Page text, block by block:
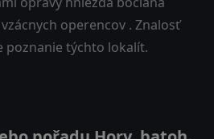
operencov . Znalosť
týchto lokalít.